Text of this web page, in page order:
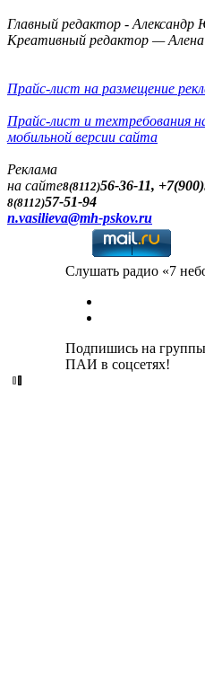
Главный редактор -
Креативный редактор — Алена
Прайс-лист на размещение
Прайс-лист и техтребования
мобильной версии сайта
Реклама
на сайте8(8112)56-36-11,
8(8112)57-51-94
n.vasilieva@mh-pskov.ru
Слушать радио «7
Подпишись на группы
ПАИ в соцсетях!